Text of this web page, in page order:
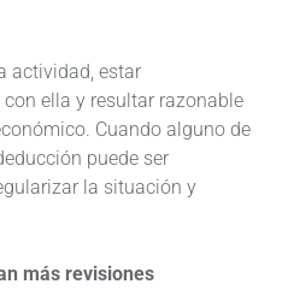
actividad, estar
ella y resultar razonable
Cuando alguno de
puede ser
la situación y
más revisiones